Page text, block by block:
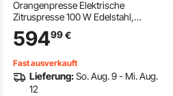
Orangenpresse Elektrische
Zitruspresse 100 W Edelstahl,
Elektrische Saftpresse mit
Einzelnem Schalenbehälter,
Granatäpfel mit PC-Abdeckung
59499€
Fast ausverkauft
Lieferung:So. Aug. 9 - Mi. Aug.
12